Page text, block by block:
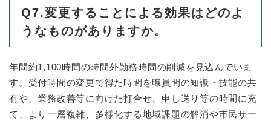
Q7.変更することによる効果はどのよ
うなものがありますか。
年間約1,100時間の時間外勤務時間の削減を見込んでいま
す。受付時間の変更で得た時間を職員間の知識・技能の共
有や、業務改善等に向けた打合せ、申し送り等の時間に充
て、より一層複雑、多様化する地域課題の解消や市民サー